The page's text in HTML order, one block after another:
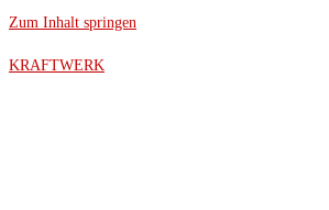
Zum Inhalt springen
KRAFTWERK